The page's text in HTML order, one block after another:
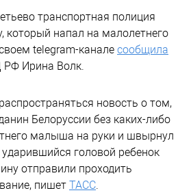
транспортная полиция
который напал на малолетнего
telegram-канале сообщила
РФ Ирина Волк.
новость о том,
Белоруссии без каких-либо
малыша на руки и швырнул
головой ребенок
отправили проходить
пишет ТАСС.